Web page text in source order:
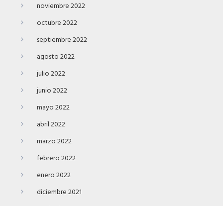
noviembre 2022
octubre 2022
septiembre 2022
agosto 2022
julio 2022
junio 2022
mayo 2022
abril 2022
marzo 2022
febrero 2022
enero 2022
diciembre 2021